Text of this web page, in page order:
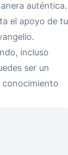
auténtica.
el apoyo de tu
incluso
ser un
conocimiento